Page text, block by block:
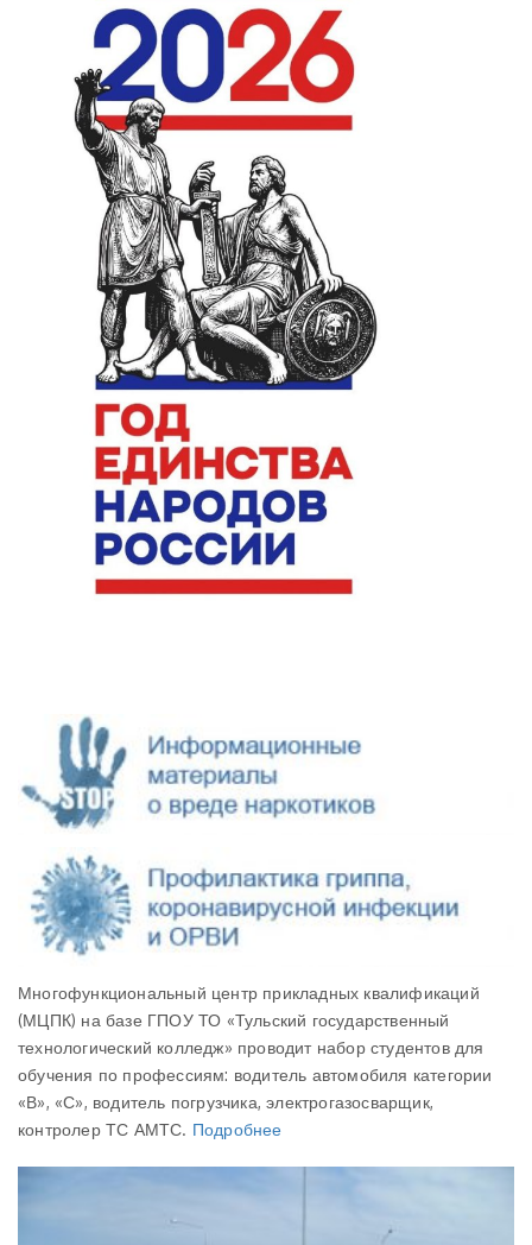
Многофункциональный центр прикладных квалификаций
(МЦПК) на базе ГПОУ ТО «Тульский государственный
технологический колледж» проводит набор студентов для
обучения по профессиям: водитель автомобиля категории
«В», «С», водитель погрузчика, электрогазосварщик,
контролер ТС АМТС. Подробнее